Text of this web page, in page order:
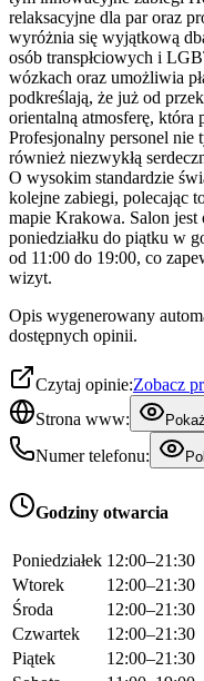
relaksacyjne dla par oraz
wyróżnia się wyjątkową
osób transpłciowych i
wózkach oraz umożliwia
podkreślają, że już od
orientalną atmosferę, która
Profesjonalny personel nie
również niezwykłą
O wysokim standardzie
kolejne zabiegi, polecając
mapie Krakowa. Salon jest
poniedziałku do piątku w
od 11:00 do 19:00, co
wizyt.
Opis wygenerowany
dostępnych opinii.
Czytaj opinie:Zobacz
Strona www:
Numer telefonu:
Godziny otwarcia
Poniedziałek 12:00–21:30
Wtorek
12:00–21:30
Środa
12:00–21:30
Czwartek
12:00–21:30
Piątek
12:00–21:30